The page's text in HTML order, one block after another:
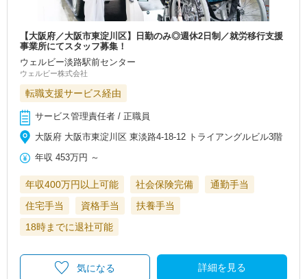
【大阪府／大阪市東淀川区】日勤のみ◎週休2日制／就労移行支援
事業所にてスタッフ募集！
ウェルビー淡路駅前センター
ウェルビー株式会社
転職支援サービス経由
サービス管理責任者 / 正職員
大阪府 大阪市東淀川区 東淡路4-18-12 トライアングルビル3階
年収 453万円 ～
年収400万円以上可能 社会保険完備
通勤手当
住宅手当
資格手当
扶養手当
18時までに退社可能
詳細を見る
気になる